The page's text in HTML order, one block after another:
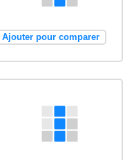
Ajouter pour comparer